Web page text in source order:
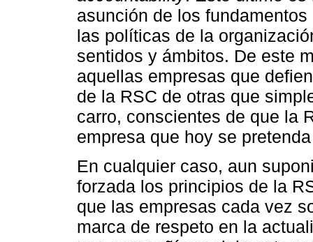
asunción de los
las políticas de la
sentidos y ámbitos. De este
aquellas empresas que
de la RSC de otras que
carro, conscientes de que la
empresa que hoy se
En cualquier caso, aun
forzada los principios de la
que las empresas cada vez
marca de respeto en la